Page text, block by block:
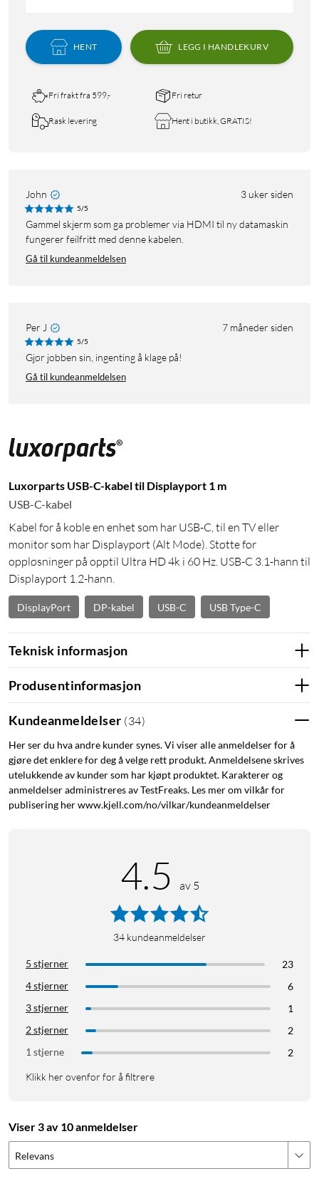
HENT LEGG I HANDLEKURV
Fri frakt fra 599,- Fri retur
Rask levering Hent i butikk, GRATIS!
John 3 uker siden
5/5
Gammel skjerm som ga problemer via HDMI til ny datamaskin
fungerer feilfritt med denne kabelen.
Gå til kundeanmeldelsen
Per J 7 måneder siden
5/5
Gjør jobben sin, ingenting å klage på!
Gå til kundeanmeldelsen
Luxorparts USB-C-kabel til Displayport 1 m
USB-C-kabel
Kabel for å koble en enhet som har USB-C, til en TV eller
monitor som har Displayport (Alt Mode). Støtte for
oppløsninger på opptil Ultra HD 4k i 60 Hz. USB-C 3.1-hann til
Displayport 1.2-hann.
DisplayPort DP-kabel USB-C USB Type-C
Teknisk informasjon
Produsentinformasjon
Kundeanmeldelser (34)
Her ser du hva andre kunder synes. Vi viser alle anmeldelser for å
gjøre det enklere for deg å velge rett produkt. Anmeldelsene skrives
utelukkende av kunder som har kjøpt produktet. Karakterer og
anmeldelser administreres av TestFreaks. Les mer om vilkår for
publisering her www.kjell.com/no/vilkar/kundeanmeldelser
4.5 av 5
34 kundeanmeldelser
5 stjerner
23
4 stjerner
6
3 stjerner
1
2 stjerner
2
1 stjerne
2
Klikk her ovenfor for å filtrere
Viser 3 av 10 anmeldelser
Relevans